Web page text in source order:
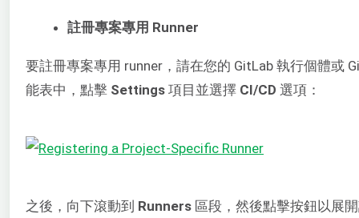
註冊專案專用 Runner
要註冊專案專用 runner，請在您的 GitLab 執行個體或
能表中，點擊 Settings 項目並選擇 CI/CD 選項：
之後，向下滾動到 Runners 區段，然後點擊按鈕以展